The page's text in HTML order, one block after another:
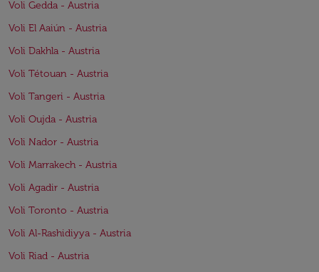
Voli Gedda - Austria
Voli El Aaiún - Austria
Voli Dakhla - Austria
Voli Tétouan - Austria
Voli Tangeri - Austria
Voli Oujda - Austria
Voli Nador - Austria
Voli Marrakech - Austria
Voli Agadir - Austria
Voli Toronto - Austria
Voli Al-Rashidiyya - Austria
Voli Riad - Austria